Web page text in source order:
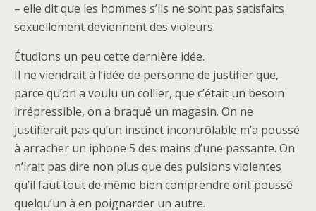
– elle dit que les hommes s’ils ne sont pas satisfaits
sexuellement deviennent des violeurs.
Étudions un peu cette dernière idée.
Il ne viendrait à l’idée de personne de justifier que,
parce qu’on a voulu un collier, que c’était un besoin
irrépressible, on a braqué un magasin. On ne
justifierait pas qu’un instinct incontrôlable m’a poussé
à arracher un iphone 5 des mains d’une passante. On
n’irait pas dire non plus que des pulsions violentes
qu’il faut tout de même bien comprendre ont poussé
quelqu’un à en poignarder un autre.